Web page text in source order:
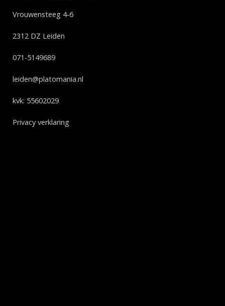
Vrouwensteeg 4-6
2312 DZ Leiden
071-5149689
leiden@platomania.nl
kvk: 55602029
Privacy verklaring